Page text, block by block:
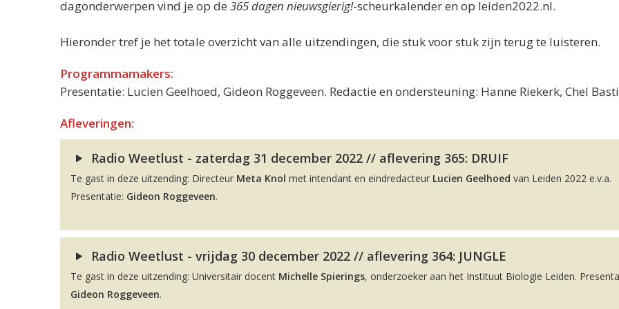
dagonderwerpen vind je op de 365 dagen nieuwsgierig!-scheurkalender en op leiden2022.nl.
Hieronder tref je het totale overzicht van alle uitzendingen, die stuk voor stuk zijn terug te luisteren.
Programmamakers:
Presentatie: Lucien Geelhoed, Gideon Roggeveen. Redactie en ondersteuning: Hanne Riekerk, Chel
Afleveringen:
Radio Weetlust - zaterdag 31 december 2022 // aflevering 365: DRUIF
Te gast in deze uitzending: Directeur Meta Knol met intendant en eindredacteur Lucien Geelhoed van Leiden 2022 e.v.a.
Presentatie: Gideon Roggeveen.
Radio Weetlust - vrijdag 30 december 2022 // aflevering 364: JUNGLE
Te gast in deze uitzending: Universitair docent Michelle Spierings, onderzoeker aan het Instituut Biologie Leiden.
Gideon Roggeveen.